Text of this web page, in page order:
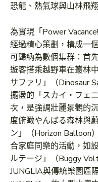
恐龍、熱氣球與山林飛
為實現「Power
經過精心策劃，構成一
可歸納為數個集群：首
遊客搭乘越野車在叢林
サファリ」（Dinosaur
擺盪的「スカイ・フェ
次，是強調壯麗景觀的
度俯瞰やんばる森林與
ン」（Horizon Balloon
合家庭同樂的活動，如
ルテージ」（Buggy
JUNGLIA與傳統樂園區